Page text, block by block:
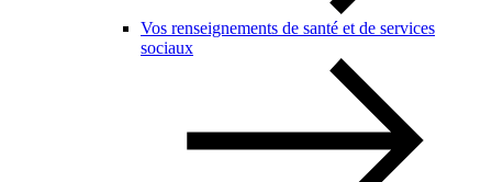
Vos renseignements de santé et de services
sociaux